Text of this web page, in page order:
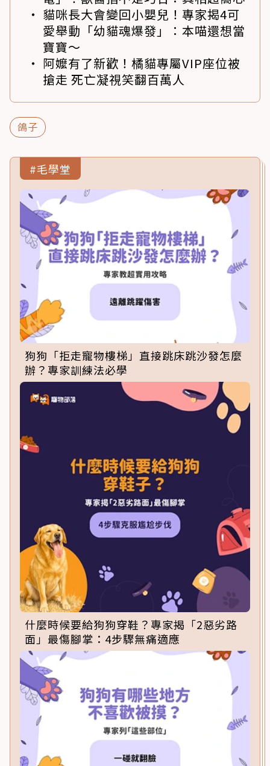
貓咪長大會變回小嬰兒！專家揭4可
愛舉動「幼貓魂爆發」：本喵還想當
寶寶～
阿嬤有了新歡！橘貓專屬VIP座位被
搶走 死亡凝視笑翻百萬人
鴿子
#毛學堂
狗狗「拒走寵物樓梯」直接跳床跳沙發怎麼
辦？專家訓練法必學
什麼時候要給狗狗穿鞋？專家揭「2惡劣路
面」最傷腳掌：4步驟無痛適應